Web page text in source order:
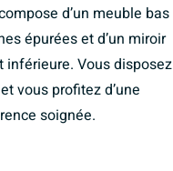
d’un meuble bas
épurées et d’un miroir
inférieure. Vous disposez
vous profitez d’une
soignée.